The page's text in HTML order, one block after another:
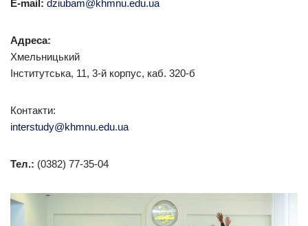
E-mail: dziubam@khmnu.edu.ua
Адреса:
Хмельницький
Інститутська, 11, 3-й корпус, каб. 320-б
Контакти:
interstudy@khmnu.edu.ua
Тел.: (0382) 77-35-04